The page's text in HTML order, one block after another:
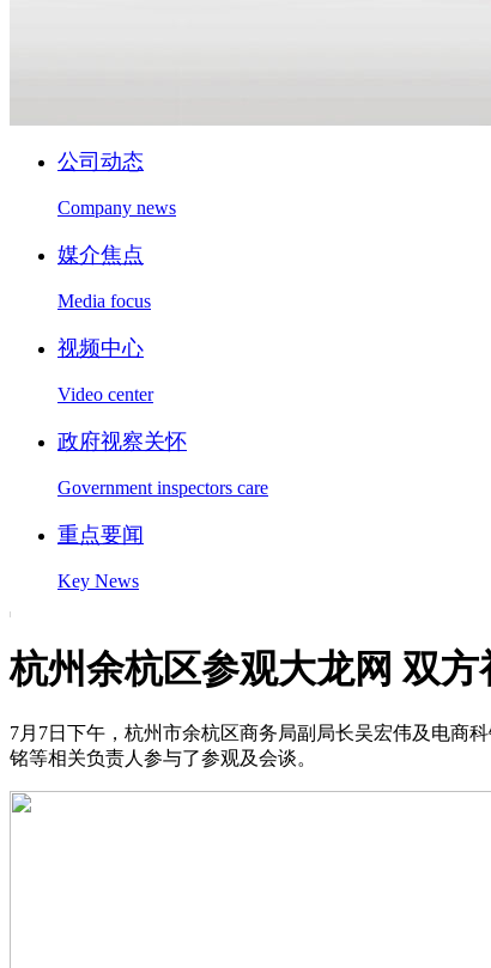
公司动态
Company news
媒介焦点
Media focus
视频中心
Video center
政府视察关怀
Government inspectors care
重点要闻
Key News
杭州余杭区参观大龙网 双方
7月7日下午，杭州市余杭区商务局副局长吴宏伟及电商
铭等相关负责人参与了参观及会谈。